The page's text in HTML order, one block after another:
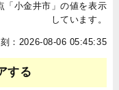
小金井市」の値を表示
しています。
：2026-08-06 05:45:35
する